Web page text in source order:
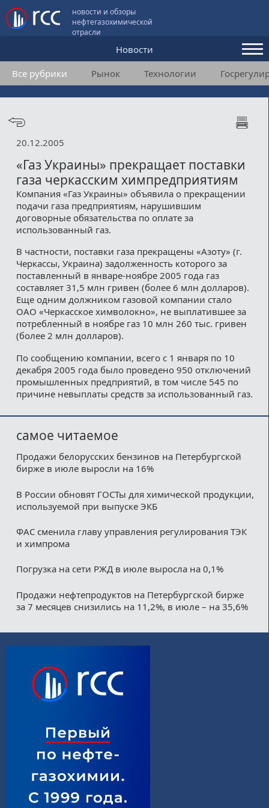
новости и обзоры
нефтегазохимической
отрасли
Новости
Аналитика и мнения
Конференции
Пользовательское соглашение
Медиакит
Все рубрики Рынок Технологии
20.12.2005
«Газ Украины» прекращает поставки
газа черкасским химпредприятиям
Компания «Газ Украины» объявила о прекращении
подачи газа предприятиям, нарушившим
договорные обязательства по оплате за
использованный газ.
В частности, поставки газа прекращены «Азоту» (г.
Черкассы, Украина) задолженность которого за
поставленный в январе-ноябре 2005 года газ
составляет 31,5 млн гривен (более 6 млн долларов).
Еще одним должником газовой компании стало
ОАО «Черкасское химволокно», не выплатившее за
потребленный в ноябре газ 10 млн 260 тыс. гривен
(более 2 млн долларов).
По сообщению компании, всего с 1 января по 10
декабря 2005 года было проведено 950 отключений
промышленных предприятий, в том числе 545 по
причине невыплаты средств за использованный газ.
самое читаемое
Продажи белорусских бензинов на Петербургской
бирже в июле выросли на 16%
В России обновят ГОСТы для химической продукции,
используемой при выпуске ЭКБ
ФАС сменила главу управления регулирования ТЭК
и химпрома
Погрузка на сети РЖД в июле выросла на 0,1%
Продажи нефтепродуктов на Петербургской бирже
за 7 месяцев снизились на 11,2%, в июле – на 35,6%